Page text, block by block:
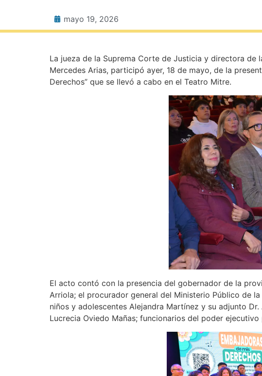
mayo 19, 2026
La jueza de la Suprema Corte de Justicia y directora de
Mercedes Arias, participó ayer, 18 de mayo, de la
Derechos” que se llevó a cabo en el Teatro Mitre.
El acto contó con la presencia del gobernador de la
Arriola; el procurador general del Ministerio Público de
niños y adolescentes Alejandra Martínez y su adjunto
Lucrecia Oviedo Mañas; funcionarios del poder